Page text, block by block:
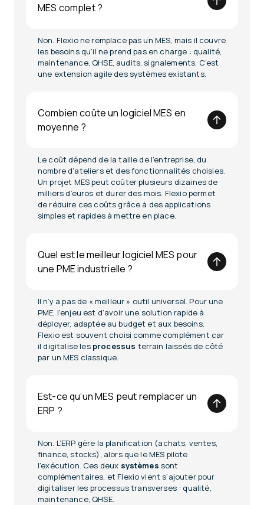
MES complet ?
Non. Flexio ne remplace pas un MES, mais il couvre
les besoins qu’il ne prend pas en charge : qualité,
maintenance, QHSE, audits, signalements. C’est
une extension agile des systèmes existants.
Combien coûte un logiciel MES en
moyenne ?
Le coût dépend de la taille de l’entreprise, du
nombre d’ateliers et des fonctionnalités choisies.
Un projet MES peut coûter plusieurs dizaines de
milliers d’euros et durer des mois. Flexio permet
de réduire ces coûts grâce à des applications
simples et rapides à mettre en place.
Quel est le meilleur logiciel MES pour
une PME industrielle ?
Il n’y a pas de « meilleur » outil universel. Pour une
PME, l’enjeu est d’avoir une solution rapide à
déployer, adaptée au budget et aux besoins.
Flexio est souvent choisi comme complément car
il digitalise les processus terrain laissés de côté
par un MES classique.
Est-ce qu’un MES peut remplacer un
ERP ?
Non. L’ERP gère la planification (achats, ventes,
finance, stocks), alors que le MES pilote
l’exécution. Ces deux systèmes sont
complémentaires, et Flexio vient s’ajouter pour
digitaliser les processus transverses : qualité,
maintenance, QHSE.